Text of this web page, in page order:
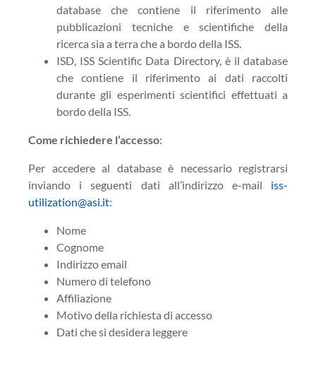
database che contiene il riferimento alle
pubblicazioni tecniche e scientifiche della
ricerca sia a terra che a bordo della ISS.
ISD, ISS Scientific Data Directory, è il database
che contiene il riferimento ai dati raccolti
durante gli esperimenti scientifici effettuati a
bordo della ISS.
Come richiedere l’accesso:
Per accedere al database è necessario registrarsi
inviando i seguenti dati all’indirizzo e-mail iss-
utilization@asi.it:
Nome
Cognome
Indirizzo email
Numero di telefono
Affiliazione
Motivo della richiesta di accesso
Dati che si desidera leggere